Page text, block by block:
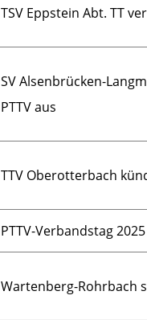
TSV Eppstein Abt. TT
SV Alsenbrücken-
PTTV aus
TTV Oberotterbach
PTTV-Verbandstag 2025
Wartenberg-Rohrbach